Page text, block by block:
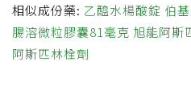
相似成份藥: 乙醯水楊酸錠 伯
腸溶微粒膠囊81毫克 旭能阿斯
阿斯匹林栓劑